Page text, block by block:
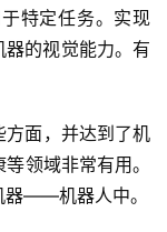
特定任务。实现
的视觉能力。有
方面，并达到了机
领域非常有用。
器——机器人中。